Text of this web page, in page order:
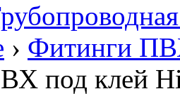
› Фитинги
под клей